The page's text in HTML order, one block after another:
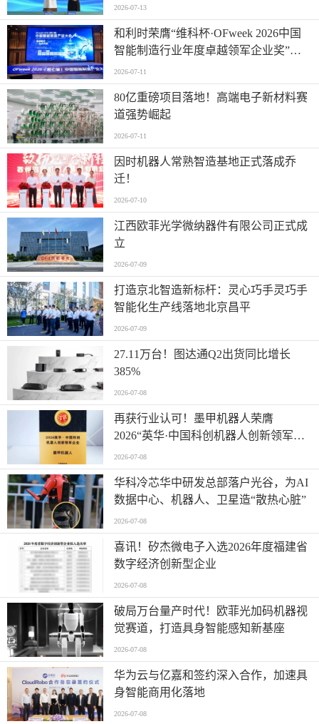
2026-07-13
和利时荣膺“维科杯·OFweek 2026中国
智能制造行业年度卓越领军企业奖”，
以自主创新实力引领智造新浪潮
2026-07-11
80亿重磅项目落地！高端电子新材料赛
道强势崛起
2026-07-11
因时机器人常熟智造基地正式落成乔
迁！
2026-07-10
江西欧菲光学微纳器件有限公司正式成
立
2026-07-09
打造京北智造新标杆：灵心巧手灵巧手
智能化生产线落地北京昌平
2026-07-09
27.11万台！图达通Q2出货同比增长
385%
2026-07-08
再获行业认可！墨甲机器人荣膺
2026“英华·中国科创机器人创新领军企
业”全产业链智能出海标杆
2026-07-08
华科冷芯华中研发总部落户光谷，为AI
数据中心、机器人、卫星造“散热心脏”
2026-07-08
喜讯！矽杰微电子入选2026年度福建省
数字经济创新型企业
2026-07-08
破局万台量产时代！欧菲光加码机器视
觉赛道，打造具身智能感知新基座
2026-07-08
华为云与亿嘉和签约深入合作，加速具
身智能商用化落地
2026-07-08